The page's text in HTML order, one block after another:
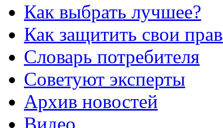
Как выбрать лучшее?
Как защитить свои
Словарь потребителя
Советуют эксперты
Архив новостей
Видео